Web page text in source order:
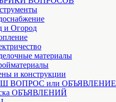
и Огород
материалы
и конструкции
ВОПРОС или ОБЪЯВЛЕНИЕ
ОБЪЯВЛЕНИЙ